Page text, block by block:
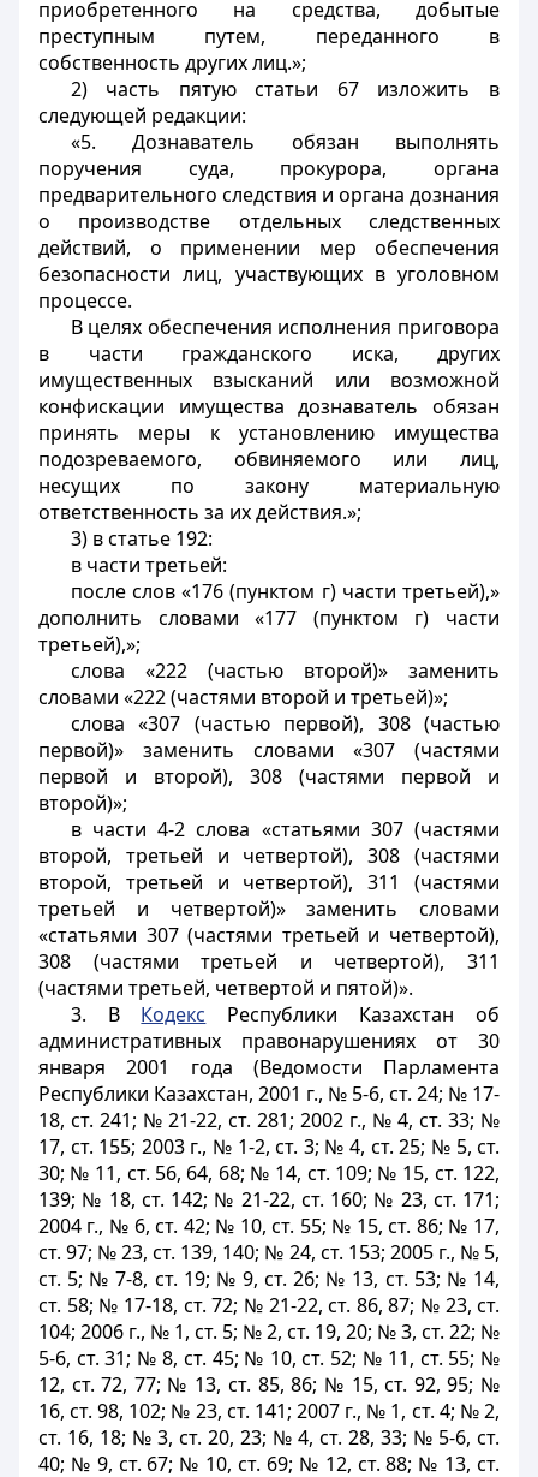
приобретенного на средства, добытые
преступным путем, переданного в
собственность других лиц.»;
2) часть пятую статьи 67 изложить в
следующей редакции:
«5. Дознаватель обязан выполнять
поручения суда, прокурора, органа
предварительного следствия и органа дознания
о производстве отдельных следственных
действий, о применении мер обеспечения
безопасности лиц, участвующих в уголовном
процессе.
В целях обеспечения исполнения приговора
в части гражданского иска, других
имущественных взысканий или возможной
конфискации имущества дознаватель обязан
принять меры к установлению имущества
подозреваемого, обвиняемого или лиц,
несущих по закону материальную
ответственность за их действия.»;
3) в статье 192:
в части третьей:
после слов «176 (пунктом г) части третьей),»
дополнить словами «177 (пунктом г) части
третьей),»;
слова «222 (частью второй)» заменить
словами «222 (частями второй и третьей)»;
слова «307 (частью первой), 308 (частью
первой)» заменить словами «307 (частями
первой и второй), 308 (частями первой и
второй)»;
в части 4-2 слова «статьями 307 (частями
второй, третьей и четвертой), 308 (частями
второй, третьей и четвертой), 311 (частями
третьей и четвертой)» заменить словами
«статьями 307 (частями третьей и четвертой),
308 (частями третьей и четвертой), 311
(частями третьей, четвертой и пятой)».
3. В Кодекс Республики Казахстан об
административных правонарушениях от 30
января 2001 года (Ведомости Парламента
Республики Казахстан, 2001 г., № 5-6, ст. 24; № 17-
18, ст. 241; № 21-22, ст. 281; 2002 г., № 4, ст. 33; №
17, ст. 155; 2003 г., № 1-2, ст. 3; № 4, ст. 25; № 5, ст.
30; № 11, ст. 56, 64, 68; № 14, ст. 109; № 15, ст. 122,
139; № 18, ст. 142; № 21-22, ст. 160; № 23, ст. 171;
2004 г., № 6, ст. 42; № 10, ст. 55; № 15, ст. 86; № 17,
ст. 97; № 23, ст. 139, 140; № 24, ст. 153; 2005 г., № 5,
ст. 5; № 7-8, ст. 19; № 9, ст. 26; № 13, ст. 53; № 14,
ст. 58; № 17-18, ст. 72; № 21-22, ст. 86, 87; № 23, ст.
104; 2006 г., № 1, ст. 5; № 2, ст. 19, 20; № 3, ст. 22; №
5-6, ст. 31; № 8, ст. 45; № 10, ст. 52; № 11, ст. 55; №
12, ст. 72, 77; № 13, ст. 85, 86; № 15, ст. 92, 95; №
16, ст. 98, 102; № 23, ст. 141; 2007 г., № 1, ст. 4; № 2,
ст. 16, 18; № 3, ст. 20, 23; № 4, ст. 28, 33; № 5-6, ст.
40; № 9, ст. 67; № 10, ст. 69; № 12, ст. 88; № 13, ст.